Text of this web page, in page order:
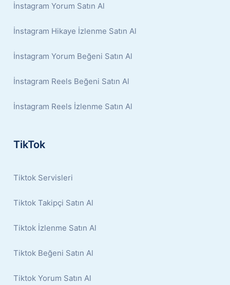
İnstagram Yorum Satın Al
İnstagram Hikaye İzlenme Satın Al
İnstagram Yorum Beğeni Satın Al
İnstagram Reels Beğeni Satın Al
İnstagram Reels İzlenme Satın Al
TikTok
Tiktok Servisleri
Tiktok Takipçi Satın Al
Tiktok İzlenme Satın Al
Tiktok Beğeni Satın Al
Tiktok Yorum Satın Al